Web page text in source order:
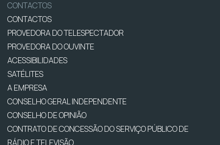
CONTACTOS
CONTACTOS
PROVEDORA DO TELESPECTADOR
PROVEDORA DO OUVINTE
ACESSIBILIDADES
SATÉLITES
A EMPRESA
CONSELHO GERAL INDEPENDENTE
CONSELHO DE OPINIÃO
CONTRATO DE CONCESSÃO DO SERVIÇO PÚBLICO DE
RÁDIO E TELEVISÃO